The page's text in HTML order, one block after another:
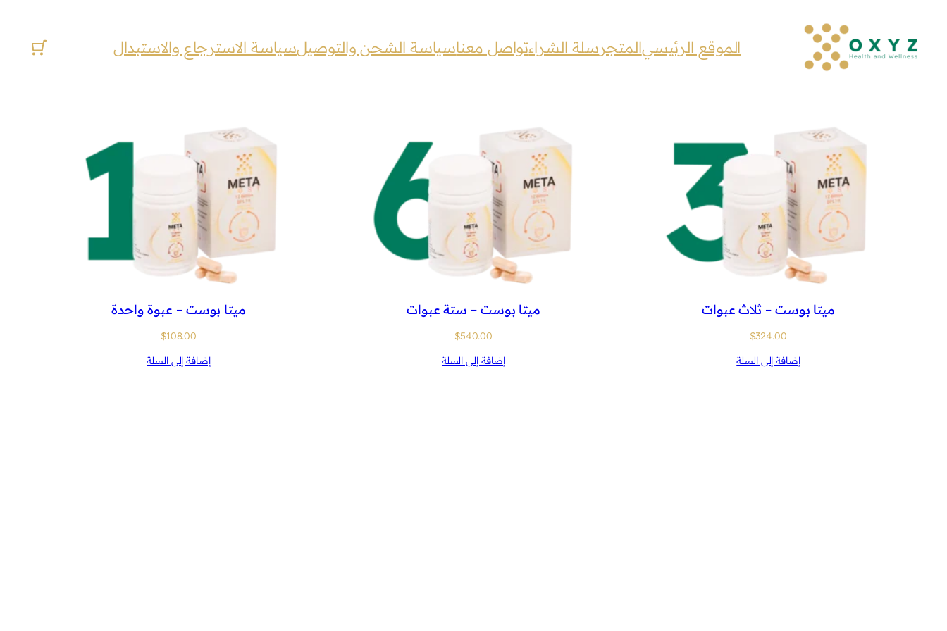
المحتوى
الموقع الرئيسيالمتجرسلة الشراءتواصل معناسياسة الشحن والتوصيلسياسة الاسترجاع والاستبدال
ميتا بوست – ثلاث عبوات
$324.00
إضافة إلى السلة
ميتا بوست – ستة عبوات
$540.00
إضافة إلى السلة
ميتا بوست – عبوة واحدة
$108.00
إضافة إلى السلة